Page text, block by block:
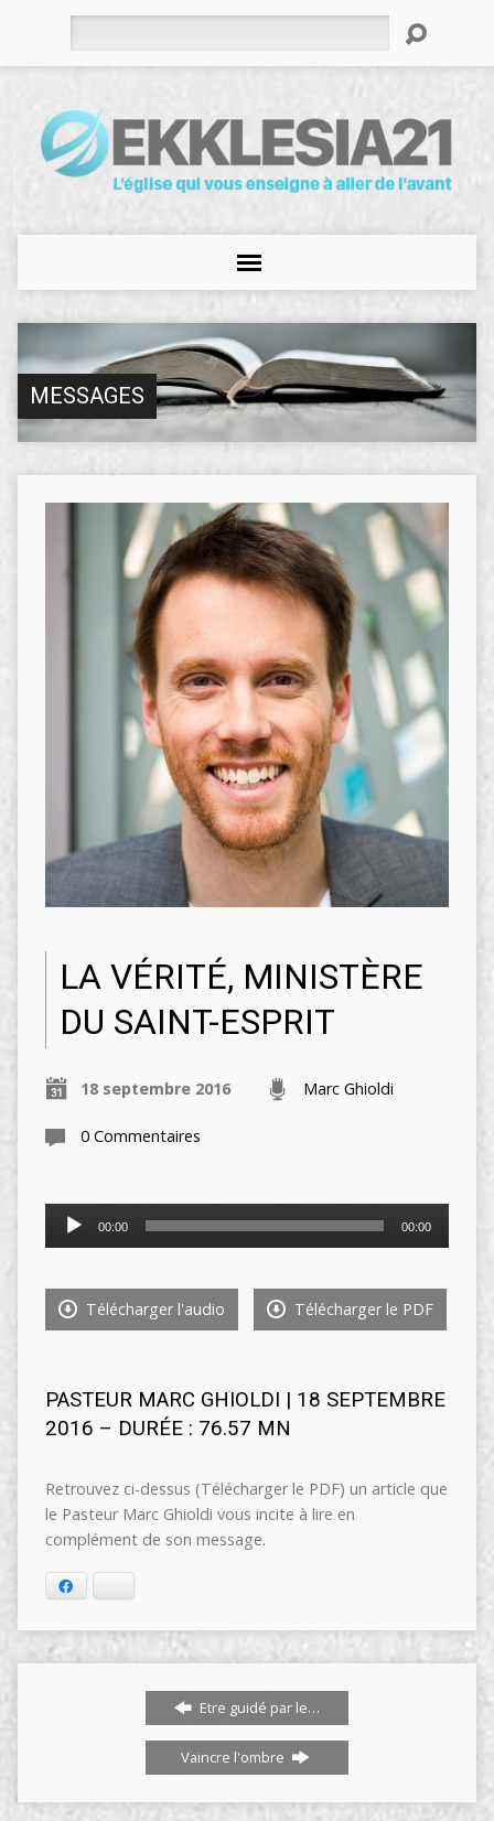
MESSAGES
LA VÉRITÉ, MINISTÈRE
DU SAINT-ESPRIT
18 septembre 2016 Marc Ghioldi
0 Commentaires
Lecteur
audio
00:00 00:00
Télécharger l'audio Télécharger le PDF
PASTEUR MARC GHIOLDI | 18 SEPTEMBRE
2016 – DURÉE : 76.57 MN
Retrouvez ci-dessus (Télécharger le PDF) un article que
le Pasteur Marc Ghioldi vous incite à lire en
complément de son message.
Etre guidé par le…
Vaincre l'ombre